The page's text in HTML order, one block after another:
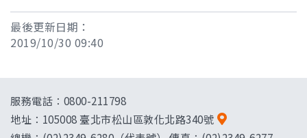
最後更新日期：
2019/10/30 09:40
服務電話：0800-211798
地址： 105008 臺北市松山區敦化北路340號